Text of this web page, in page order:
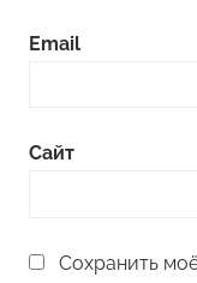
Email
Сайт
Сохранить